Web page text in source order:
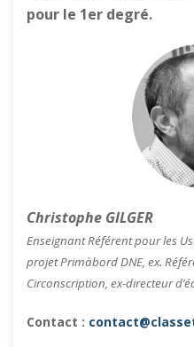
pour le 1er degré.
Christophe GILGER
Enseignant Référent pour les
projet Primàbord DNE, ex.
Circonscription, ex-directeur
Contact :